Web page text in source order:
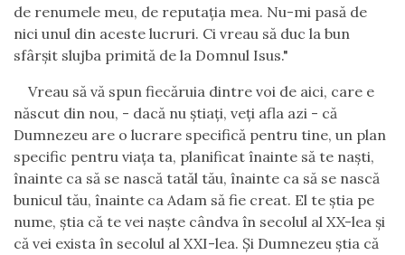
de renumele meu, de reputaţia mea. Nu-mi pasă de
nici unul din aceste lucruri. Ci vreau să duc la bun
sfârşit slujba primită de la Domnul Isus."
Vreau să vă spun fiecăruia dintre voi de aici, care e
născut din nou, - dacă nu ştiaţi, veţi afla azi - că
Dumnezeu are o lucrare specifică pentru tine, un plan
specific pentru viaţa ta, planificat înainte să te naşti,
înainte ca să se nască tatăl tău, înainte ca să se nască
bunicul tău, înainte ca Adam să fie creat. El te ştia pe
nume, ştia că te vei naşte cândva în secolul al XX-lea şi
că vei exista în secolul al XXI-lea. Şi Dumnezeu ştia că